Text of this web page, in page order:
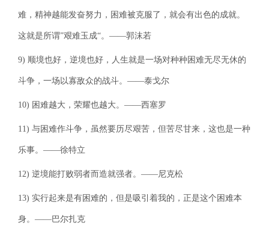
难，精神越能发奋努力，困难被克服了，就会有出色的成就。
这就是所谓”艰难玉成“。——郭沫若
9) 顺境也好，逆境也好，人生就是一场对种种困难无尽无休的
斗争，一场以寡敌众的战斗。——泰戈尔
10) 困难越大，荣耀也越大。——西塞罗
11) 与困难作斗争，虽然要历尽艰苦，但苦尽甘来，这也是一种
乐事。——徐特立
12) 逆境能打败弱者而造就强者。——尼克松
13) 实行起来是有困难的，但是吸引着我的，正是这个困难本
身。——巴尔扎克